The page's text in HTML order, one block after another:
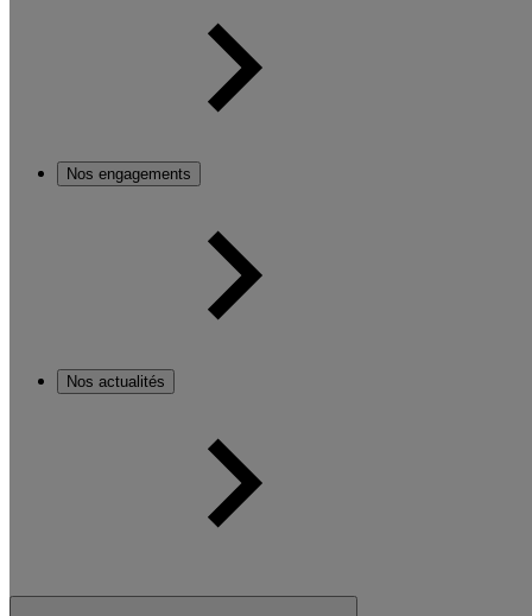
Nos engagements
Nos actualités